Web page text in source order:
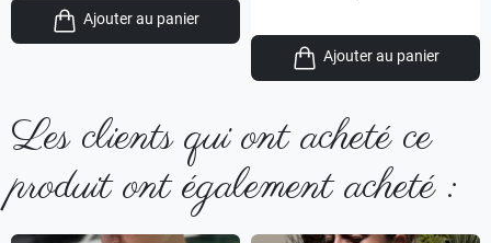
Ajouter au panier
Ajouter au panier
Les clients qui ont acheté ce
produit ont également acheté :